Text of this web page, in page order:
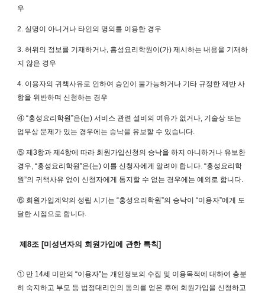
우
2. 실명이 아니거나 타인의 명의를 이용한 경우
3. 허위의 정보를 기재하거나, 홍성요리학원이(가) 제시하는 내용을 기재하
지 않은 경우
4. 이용자의 귀책사유로 인하여 승인이 불가능하거나 기타 규정한 제반 사
항을 위반하며 신청하는 경우
④ “홍성요리학원”은(는) 서비스 관련 설비의 여유가 없거나, 기술상 또는
업무상 문제가 있는 경우에는 승낙을 유보할 수 있습니다.
⑤ 제3항과 제4항에 따라 회원가입신청의 승낙을 하지 아니하거나 유보한
경우, “홍성요리학원”은(는) 이를 신청자에게 알려야 합니다. “홍성요리학
원”의 귀책사유 없이 신청자에게 통지할 수 없는 경우에는 예외로 합니다.
⑥ 회원가입계약의 성립 시기는 “홍성요리학원”의 승낙이 “이용자”에게 도
달한 시점으로 합니다.
제8조 [미성년자의 회원가입에 관한 특칙]
① 만 14세 미만의 “이용자”는 개인정보의 수집 및 이용목적에 대하여 충분
히 숙지하고 부모 등 법정대리인의 동의를 얻은 후에 회원가입을 신청하고